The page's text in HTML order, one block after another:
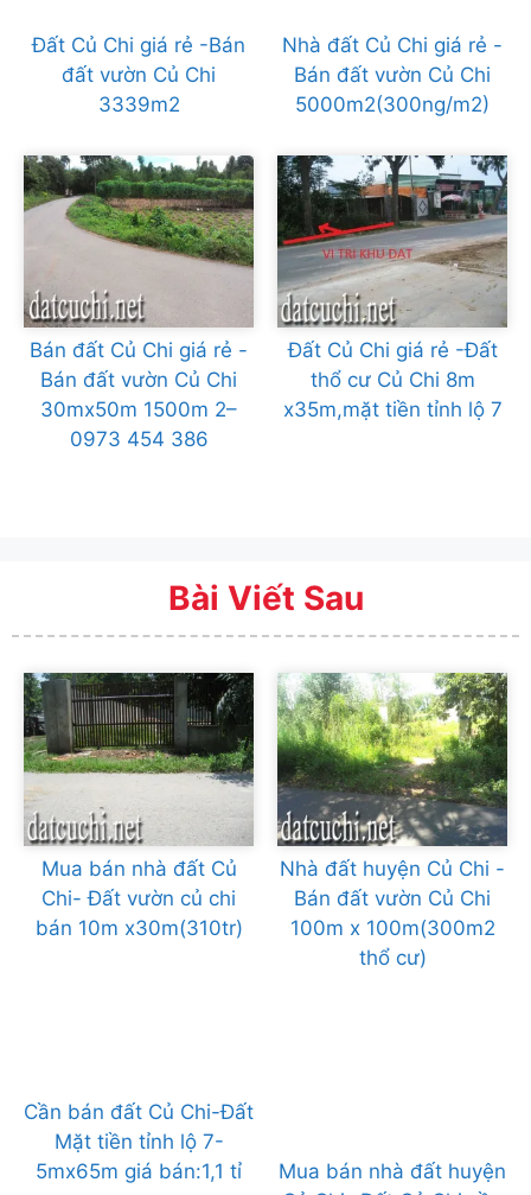
Đất Củ Chi giá rẻ -Bán
đất vườn Củ Chi
3339m2
Nhà đất Củ Chi giá rẻ -
Bán đất vườn Củ Chi
5000m2(300ng/m2)
Bán đất Củ Chi giá rẻ -
Bán đất vườn Củ Chi
30mx50m 1500m 2–
0973 454 386
Đất Củ Chi giá rẻ -Đất
thổ cư Củ Chi 8m
x35m,mặt tiền tỉnh lộ 7
Bài Viết Sau
Mua bán nhà đất Củ
Chi- Đất vườn củ chi
bán 10m x30m(310tr)
Nhà đất huyện Củ Chi -
Bán đất vườn Củ Chi
100m x 100m(300m2
thổ cư)
Cần bán đất Củ Chi-Đất
Mặt tiền tỉnh lộ 7-
5mx65m giá bán:1,1 tỉ
Mua bán nhà đất huyện